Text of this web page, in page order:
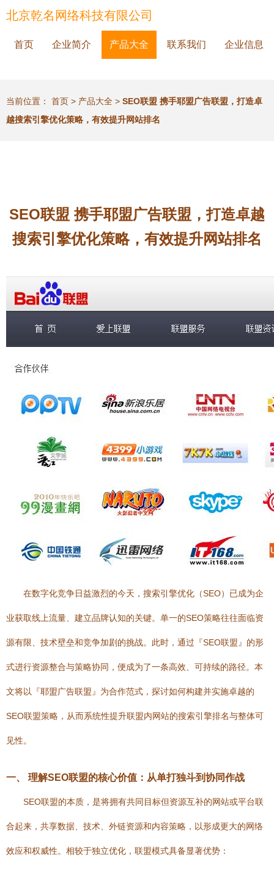
北京乾名网络科技有限公司
首页 企业简介 产品大全 联系我们 企业信息
当前位置： 首页 > 产品大全 > SEO联盟 携手耶盟广告联盟，打造卓
越搜索引擎优化策略，有效提升网站排名
SEO联盟 携手耶盟广告联盟，打造卓越
搜索引擎优化策略，有效提升网站排名
在数字化竞争日益激烈的今天，搜索引擎优化（SEO）已成为企
业获取线上流量、建立品牌认知的关键。单一的SEO策略往往面临资
源有限、技术壁垒和竞争加剧的挑战。此时，通过『SEO联盟』的形
式进行资源整合与策略协同，便成为了一条高效、可持续的路径。本
文将以『耶盟广告联盟』为合作范式，探讨如何构建并实施卓越的
SEO联盟策略，从而系统性提升联盟内网站的搜索引擎排名与整体可
见性。
一、 理解SEO联盟的核心价值：从单打独斗到协同作战
SEO联盟的本质，是将拥有共同目标但资源互补的网站或平台联
合起来，共享数据、技术、外链资源和内容策略，以形成更大的网络
效应和权威性。相较于独立优化，联盟模式具备显著优势：